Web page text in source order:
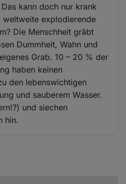
kann doch nur krank
explodierende
Die Menschheit gräbt
Dummheit, Wahn und
Grab. 10 – 20 % der
haben keinen
den lebenswichtigen
und sauberem Wasser.
und siechen
hin.